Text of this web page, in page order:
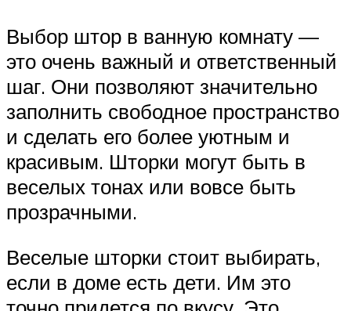
Выбор штор в ванную комнату —
это очень важный и ответственный
шаг. Они позволяют значительно
заполнить свободное пространство
и сделать его более уютным и
красивым. Шторки могут быть в
веселых тонах или вовсе быть
прозрачными.
Веселые шторки стоит выбирать,
если в доме есть дети. Им это